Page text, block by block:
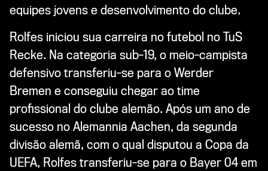
equipes jovens e desenvolvimento do clube.
Rolfes iniciou sua carreira no futebol no TuS
Recke. Na categoria sub-19, o meio-campista
defensivo transferiu-se para o Werder
Bremen e conseguiu chegar ao time
profissional do clube alemão. Após um ano de
sucesso no Alemannia Aachen, da segunda
divisão alemã, com o qual disputou a Copa da
UEFA, Rolfes transferiu-se para o Bayer 04 em